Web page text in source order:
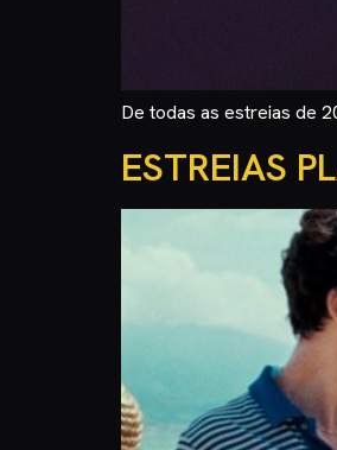
De todas as estreias de
ESTREIAS